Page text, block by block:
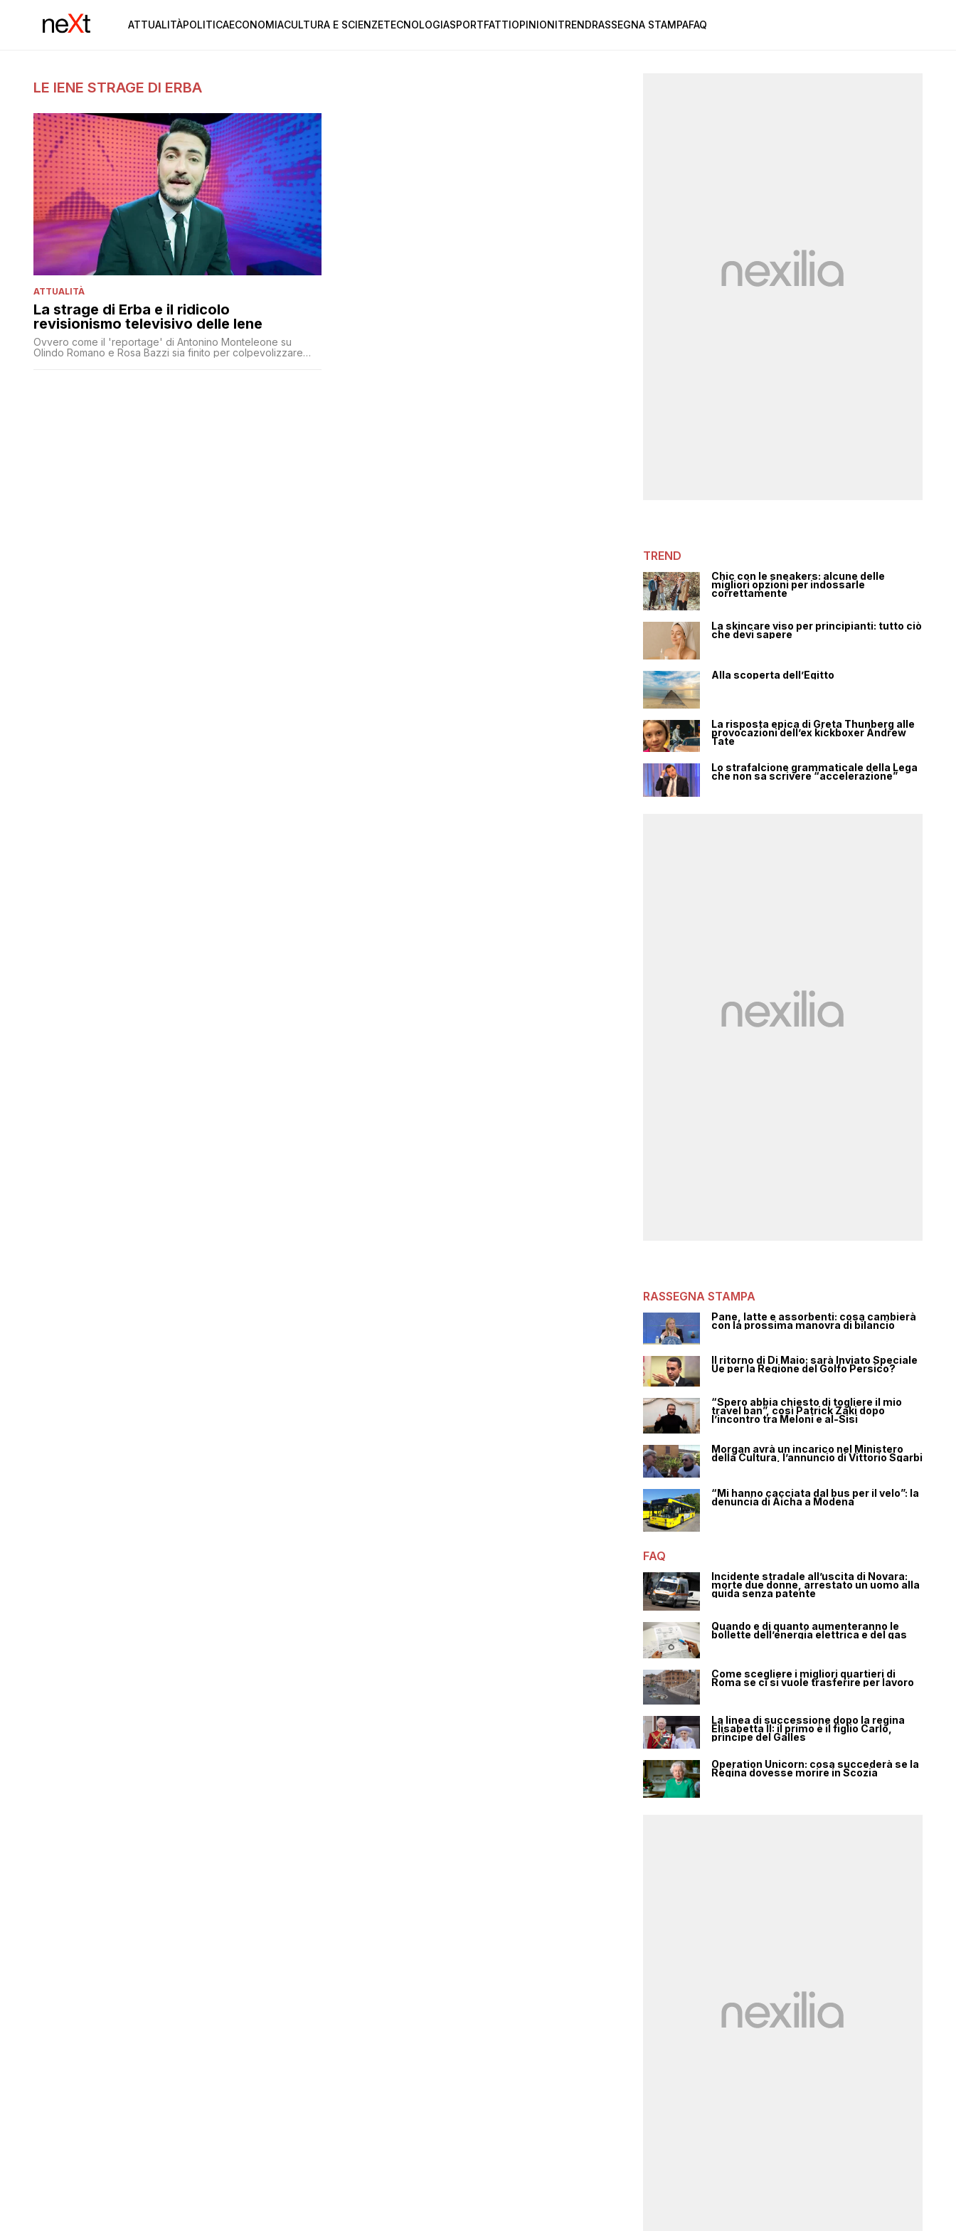
ATTUALITÀPOLITICAECONOMIACULTURA E SCIENZETECNOLOGIASPORTFATTIOPINIONITRENDRASSEGNA STAMPAFAQ
LE IENE STRAGE DI ERBA
ATTUALITÀ
La strage di Erba e il ridicolo
revisionismo televisivo delle Iene
Ovvero come il 'reportage' di Antonino Monteleone su
Olindo Romano e Rosa Bazzi sia finito per colpevolizzare
TREND
Chic con le sneakers: alcune delle
migliori opzioni per indossarle
correttamente
La skincare viso per principianti: tutto ciò
che devi sapere
Alla scoperta dell’Egitto
La risposta epica di Greta Thunberg alle
provocazioni dell’ex kickboxer Andrew
Tate
Lo strafalcione grammaticale della Lega
che non sa scrivere “accelerazione”
RASSEGNA STAMPA
Pane, latte e assorbenti: cosa cambierà
con la prossima manovra di bilancio
Il ritorno di Di Maio: sarà Inviato Speciale
Ue per la Regione del Golfo Persico?
“Spero abbia chiesto di togliere il mio
travel ban”, così Patrick Zaki dopo
l’incontro tra Meloni e al-Sisi
Morgan avrà un incarico nel Ministero
della Cultura, l’annuncio di Vittorio Sgarbi
“Mi hanno cacciata dal bus per il velo”: la
denuncia di Aicha a Modena
FAQ
Incidente stradale all’uscita di Novara:
morte due donne, arrestato un uomo alla
guida senza patente
Quando e di quanto aumenteranno le
bollette dell’energia elettrica e del gas
Come scegliere i migliori quartieri di
Roma se ci si vuole trasferire per lavoro
La linea di successione dopo la regina
Elisabetta II: il primo è il figlio Carlo,
principe del Galles
Operation Unicorn: cosa succederà se la
Regina dovesse morire in Scozia